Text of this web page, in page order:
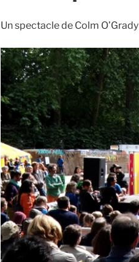
Un spectacle de Colm O’Grady
Lecteur
vidéo